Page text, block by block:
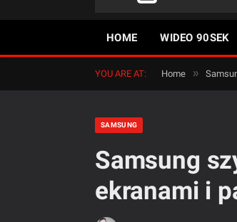
HOME WIDEO 90SEK
YOU ARE AT: Home »
SAMSUNG
Samsung
ekranami i